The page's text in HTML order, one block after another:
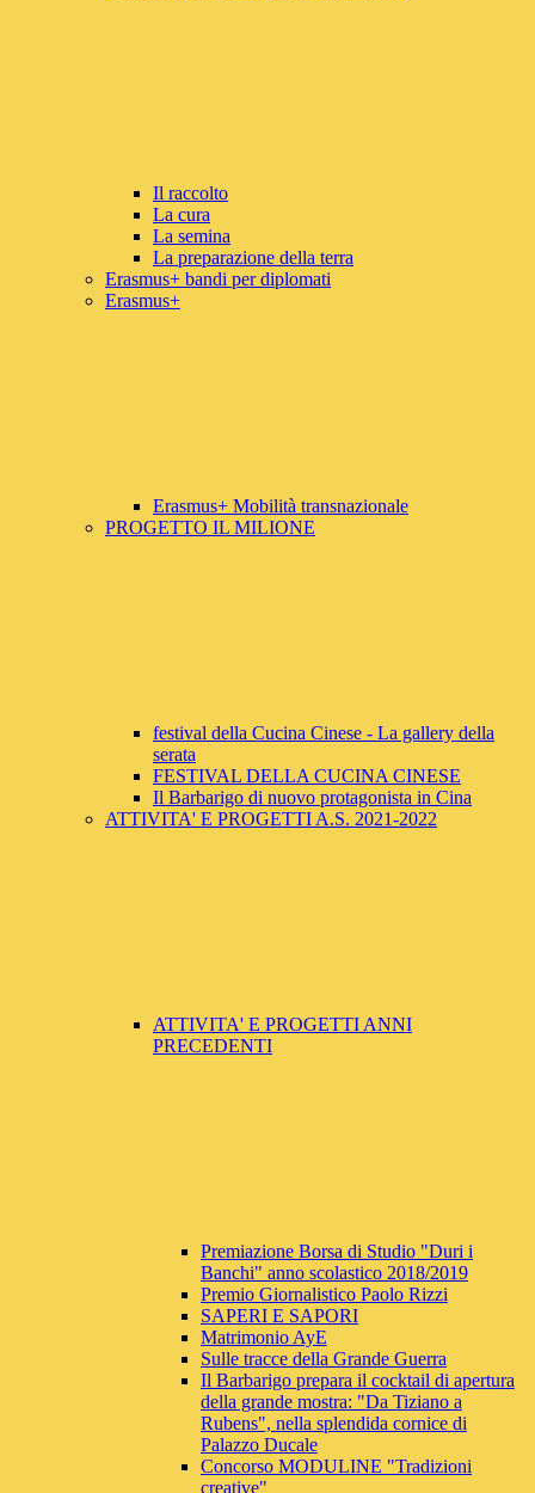
Il raccolto
La cura
La semina
La preparazione della terra
Erasmus+ bandi per diplomati
Erasmus+
Erasmus+ Mobilità transnazionale
PROGETTO IL MILIONE
festival della Cucina Cinese - La gallery della
serata
FESTIVAL DELLA CUCINA CINESE
Il Barbarigo di nuovo protagonista in Cina
ATTIVITA' E PROGETTI A.S. 2021-2022
ATTIVITA' E PROGETTI ANNI
PRECEDENTI
Premiazione Borsa di Studio "Duri i
Banchi" anno scolastico 2018/2019
Premio Giornalistico Paolo Rizzi
SAPERI E SAPORI
Matrimonio AyE
Sulle tracce della Grande Guerra
Il Barbarigo prepara il cocktail di apertura
della grande mostra: "Da Tiziano a
Rubens", nella splendida cornice di
Palazzo Ducale
Concorso MODULINE "Tradizioni
creative"